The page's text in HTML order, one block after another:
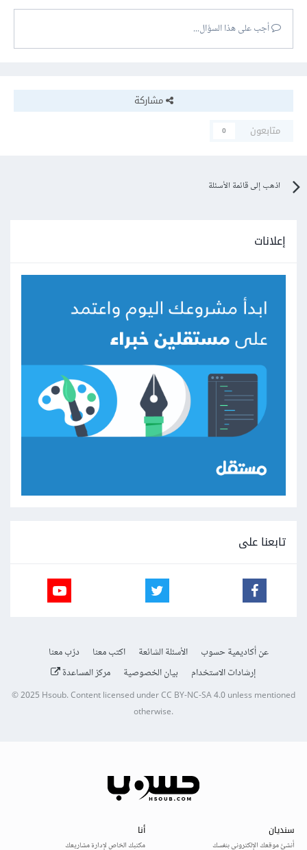
أجب على هذا السؤال...
مشاركة
متابعون
0
اذهب إلى قائمة الأسئلة
إعلانات
تابعنا على
عن أكاديمية حسوب الأسئلة الشائعة اكتب معنا
درّب معنا
إرشادات الاستخدام
بيان الخصوصية مركز المساعدة
© 2025Hsoub.Content licensed underCC BY-NC-SA 4.0unless mentioned
otherwise.